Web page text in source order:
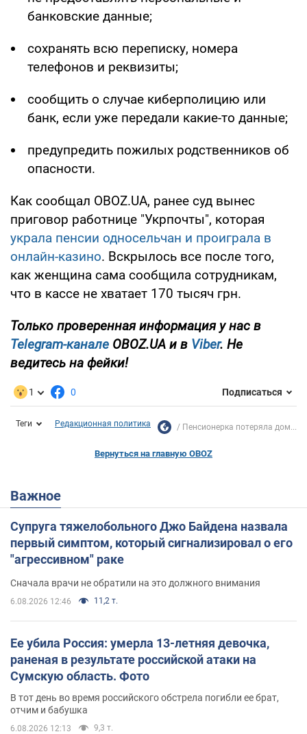
банковские данные;
сохранять всю переписку, номера
телефонов и реквизиты;
сообщить о случае киберполицию или
банк, если уже передали какие-то данные;
предупредить пожилых родственников об
опасности.
Как сообщал OBOZ.UA, ранее суд вынес
приговор работнице "Укрпочты", которая
украла пенсии односельчан и проиграла в
онлайн-казино. Вскрылось все после того,
как женщина сама сообщила сотрудникам,
что в кассе не хватает 170 тысяч грн.
Только проверенная информация у нас в
Telegram-канале OBOZ.UA и в Viber. Не
ведитесь на фейки!
1 0 Подписаться
Теги Редакционная политика Пенсионерка потеряла дом...
Вернуться на главную OBOZ
Важное
Супруга тяжелобольного Джо Байдена назвала
первый симптом, который сигнализировал о его
"агрессивном" раке
Сначала врачи не обратили на это должного внимания
6.08.2026 12:46 11,2 т.
Ее убила Россия: умерла 13-летняя девочка,
раненая в результате российской атаки на
Сумскую область. Фото
В тот день во время российского обстрела погибли ее брат,
отчим и бабушка
6.08.2026 12:13 9,3 т.